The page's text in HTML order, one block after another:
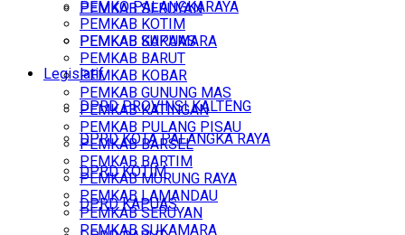
PEMKAB SERUYAN
PEMKAB SUKAMARA
Legislatif
DPRD PROVINSI KALTENG
DPRD KOTA PALANGKA RAYA
DPRD KOTIM
DPRD KAPUAS
PEMKO PALANGKARAYA
PEMKAB KOTIM
PEMKAB KAPUAS
PEMKAB BARUT
PEMKAB KOBAR
PEMKAB GUNUNG MAS
PEMKAB KATINGAN
PEMKAB PULANG PISAU
PEMKAB BARSEL
PEMKAB BARTIM
PEMKAB MURUNG RAYA
PEMKAB LAMANDAU
PEMKAB SERUYAN
PEMKAB SUKAMARA